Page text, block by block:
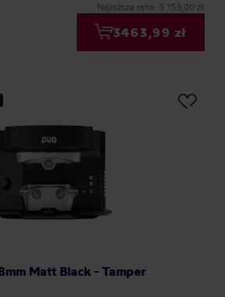
Najniższa cena: 5 159,00 zł
3463,99 zł
Matt Black - Tamper